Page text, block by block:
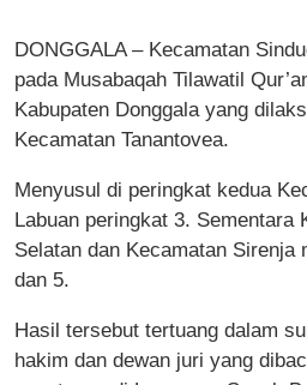
DONGGALA – Kecamatan
pada Musabaqah Tilawatil
Kabupaten Donggala yang
Kecamatan Tanantovea.
Menyusul di peringkat kedua
Labuan peringkat 3. Sementara
Selatan dan Kecamatan Sirenja
dan 5.
Hasil tersebut tertuang dalam
hakim dan dewan juri yang